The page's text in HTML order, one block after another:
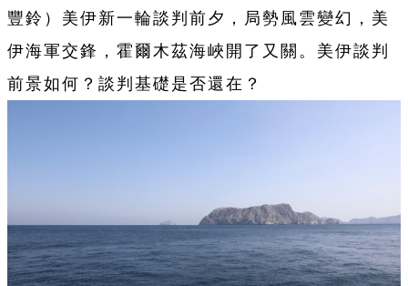
豐鈴 ） 美伊新一輪談判前夕，局勢風雲變幻，美
伊海軍交鋒，霍爾木茲海峽開了又關。美伊談判
前景如何？談判基礎是否還在？